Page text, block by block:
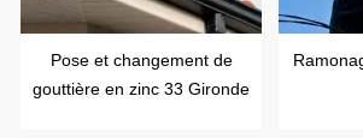
Pose et changement de
gouttière en zinc 33 Gironde